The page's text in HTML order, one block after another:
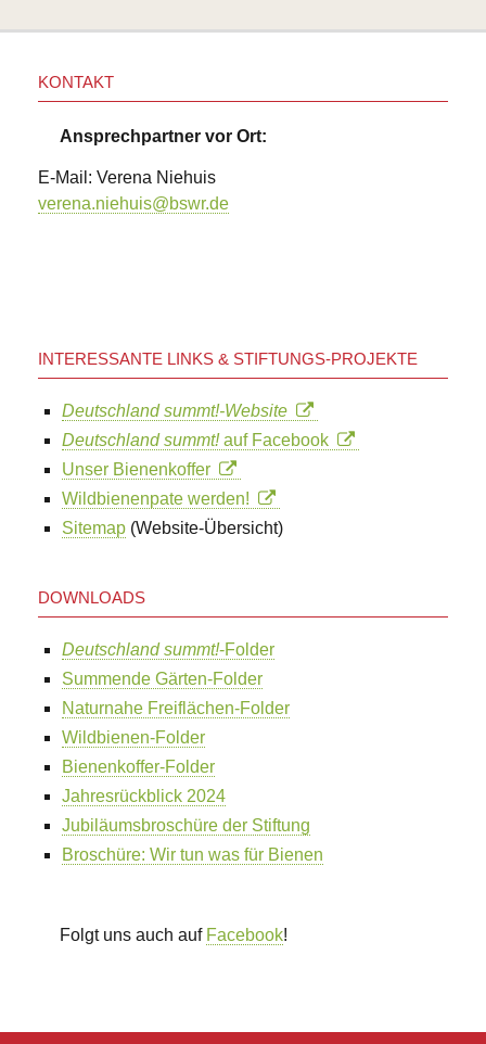
KONTAKT
Ansprechpartner vor Ort:
E-Mail: Verena Niehuis
verena.niehuis@bswr.de
INTERESSANTE LINKS & STIFTUNGS-PROJEKTE
Deutschland summt!-Website
Deutschland summt!auf Facebook
Unser Bienenkoffer
Wildbienenpate werden!
Sitemap (Website-Übersicht)
DOWNLOADS
Deutschland summt!-Folder
Summende Gärten-Folder
Naturnahe Freiflächen-Folder
Wildbienen-Folder
Bienenkoffer-Folder
Jahresrückblick 2024
Jubiläumsbroschüre der Stiftung
Broschüre: Wir tun was für Bienen
Folgt uns auch auf Facebook!